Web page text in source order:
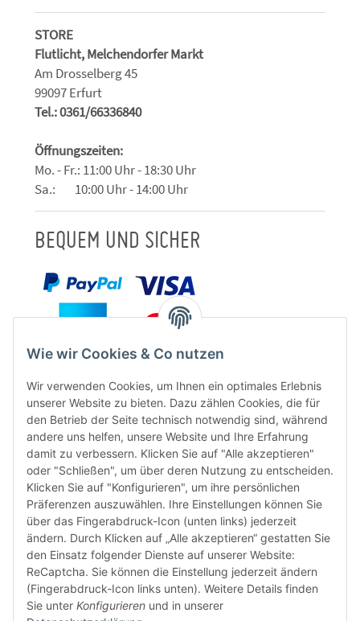
STORE
Flutlicht, Melchendorfer Markt
Am Drosselberg 45
99097 Erfurt
Tel.: 0361/66336840
Öffnungszeiten:
Mo. - Fr.: 11:00 Uhr - 18:30 Uhr
Sa.: 10:00 Uhr - 14:00 Uhr
BEQUEM UND SICHER
FÜR EUCH UNTERWEGS
Wie wir Cookies & Co nutzen
Wir verwenden Cookies, um Ihnen ein optimales Erlebnis
unserer Website zu bieten. Dazu zählen Cookies, die für
den Betrieb der Seite technisch notwendig sind, während
andere uns helfen, unsere Website und Ihre Erfahrung
damit zu verbessern. Klicken Sie auf "Alle akzeptieren"
oder "Schließen", um über deren Nutzung zu entscheiden.
Klicken Sie auf "Konfigurieren", um ihre persönlichen
Präferenzen auszuwählen. Ihre Einstellungen können Sie
über das Fingerabdruck-Icon (unten links) jederzeit
ändern. Durch Klicken auf „Alle akzeptieren“ gestatten Sie
den Einsatz folgender Dienste auf unserer Website:
ReCaptcha. Sie können die Einstellung jederzeit ändern
(Fingerabdruck-Icon links unten). Weitere Details finden
Sie unter Konfigurieren und in unserer